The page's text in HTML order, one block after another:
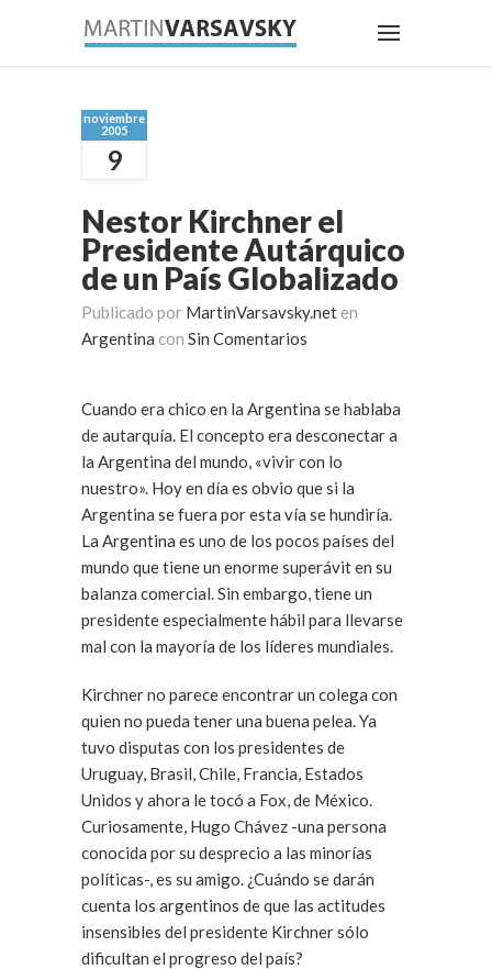
noviembre
2005
9
Nestor Kirchner el
Presidente Autárquico
de un País Globalizado
Publicado por MartinVarsavsky.net en
Argentina con Sin Comentarios
Cuando era chico en la Argentina se hablaba
de autarquía. El concepto era desconectar a
la Argentina del mundo, «vivir con lo
nuestro». Hoy en día es obvio que si la
Argentina se fuera por esta vía se hundiría.
La Argentina es uno de los pocos países del
mundo que tiene un enorme superávit en su
balanza comercial. Sin embargo, tiene un
presidente especialmente hábil para llevarse
mal con la mayoría de los líderes mundiales.
Kirchner no parece encontrar un colega con
quien no pueda tener una buena pelea. Ya
tuvo disputas con los presidentes de
Uruguay, Brasil, Chile, Francia, Estados
Unidos y ahora le tocó a Fox, de México.
Curiosamente, Hugo Chávez -una persona
conocida por su desprecio a las minorías
políticas-, es su amigo. ¿Cuándo se darán
cuenta los argentinos de que las actitudes
insensibles del presidente Kirchner sólo
dificultan el progreso del país?